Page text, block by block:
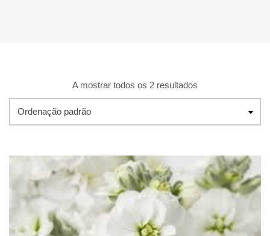
A mostrar todos os 2 resultados
Ordenação padrão